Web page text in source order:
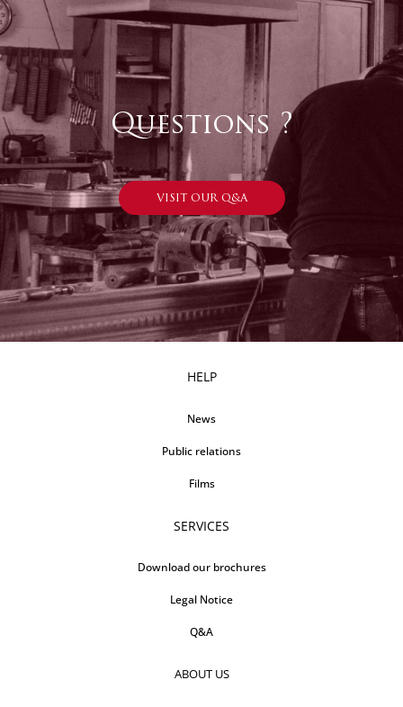
Questions ?
VISIT OUR Q&A
HELP
News
Public relations
Films
SERVICES
Download our brochures
Legal Notice
Q&A
ABOUT US